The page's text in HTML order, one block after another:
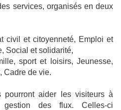
services, organisés en deux
civil et citoyenneté, Emploi et
Social et solidarité,
sport et loisirs, Jeunesse,
Cadre de vie.
pourront aider les visiteurs à
des flux. Celles-ci